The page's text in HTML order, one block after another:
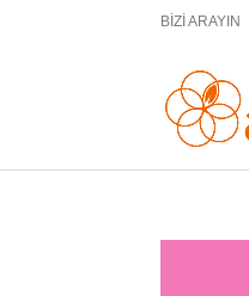
BIZI ARAYIN